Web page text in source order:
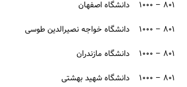
۸۰۱ – ۱۰۰۰ دانشگاه اصفهان
۸۰۱ – ۱۰۰۰ دانشگاه خواجه نصیرالدین طوسی
۸۰۱ – ۱۰۰۰ دانشگاه مازندران
۸۰۱ – ۱۰۰۰ دانشگاه شهید بهشتی